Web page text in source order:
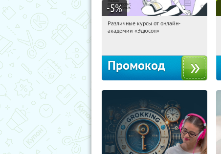
-5%
01:37:38 Получили:
Различные курсы от онлайн-
академии «Эдюсон»
Промокод